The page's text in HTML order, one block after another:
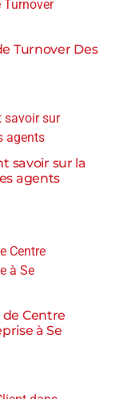
Turnover Des
savoir sur la
agents
Centre
à Se